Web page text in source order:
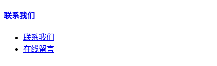
联系我们
联系我们
在线留言